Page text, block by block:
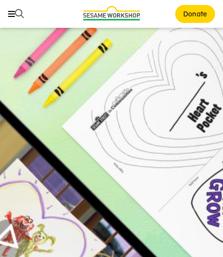
Buscar Donate
Buscar
Family Resources
ABCs and 123s
Healthy Minds and Bodies
Tough Topics
Courses and Webinars
Games and Storybooks
Our Work
About Us
Support Us